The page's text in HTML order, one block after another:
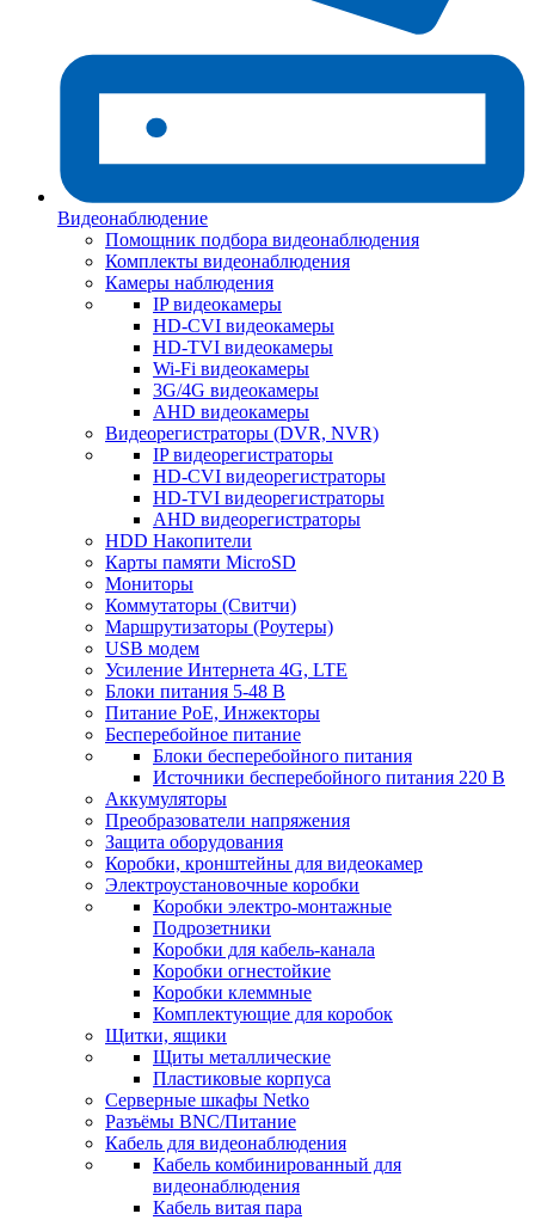
Видеонаблюдение
Помощник подбора видеонаблюдения
Комплекты видеонаблюдения
Камеры наблюдения
IP видеокамеры
HD-CVI видеокамеры
HD-TVI видеокамеры
Wi-Fi видеокамеры
3G/4G видеокамеры
AHD видеокамеры
Видеорегистраторы (DVR, NVR)
IP видеорегистраторы
HD-CVI видеорегистраторы
HD-TVI видеорегистраторы
AHD видеорегистраторы
HDD Накопители
Карты памяти MicroSD
Мониторы
Коммутаторы (Свитчи)
Маршрутизаторы (Роутеры)
USB модем
Усиление Интернета 4G, LTE
Блоки питания 5-48 В
Питание PoE, Инжекторы
Бесперебойное питание
Блоки бесперебойного питания
Источники бесперебойного питания 220 В
Аккумуляторы
Преобразователи напряжения
Защита оборудования
Коробки, кронштейны для видеокамер
Электроустановочные коробки
Коробки электро-монтажные
Подрозетники
Коробки для кабель-канала
Коробки огнестойкие
Коробки клеммные
Комплектующие для коробок
Щитки, ящики
Щиты металлические
Пластиковые корпуса
Серверные шкафы Netko
Разъёмы BNC/Питание
Кабель для видеонаблюдения
Кабель комбинированный для
видеонаблюдения
Кабель витая пара